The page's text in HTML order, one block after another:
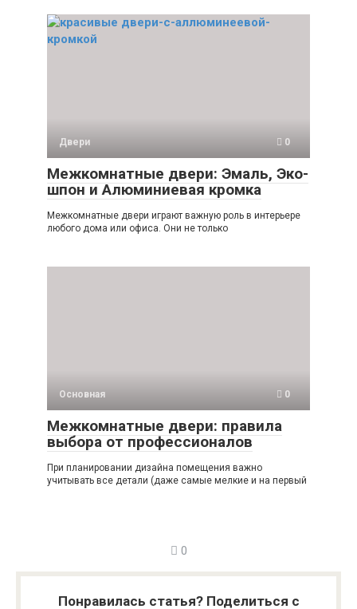
Двери 0
Межкомнатные двери: Эмаль, Эко-
шпон и Алюминиевая кромка
Межкомнатные двери играют важную роль в интерьере
любого дома или офиса. Они не только
Основная 0
Межкомнатные двери: правила
выбора от профессионалов
При планировании дизайна помещения важно
учитывать все детали (даже самые мелкие и на первый
0
Понравилась статья? Поделиться с